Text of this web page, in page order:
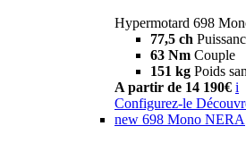
Hypermotard 698
77,5 ch
63 Nm Couple
151 kg Poids
A partir de 14 190€ i
Configurez-le
new 698 Mono NERA